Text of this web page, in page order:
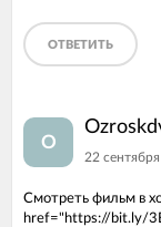
ОТВЕТИТЬ
O
22
Смотреть фильм в
href="https://bit.ly/